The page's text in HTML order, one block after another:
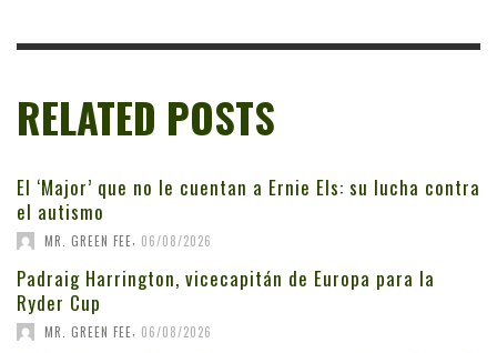
RELATED POSTS
El ‘Major’ que no le cuentan a Ernie Els: su lucha contra
el autismo
MR. GREEN FEE, 06/08/2026
Padraig Harrington, vicecapitán de Europa para la
Ryder Cup
MR. GREEN FEE 06/08/2026